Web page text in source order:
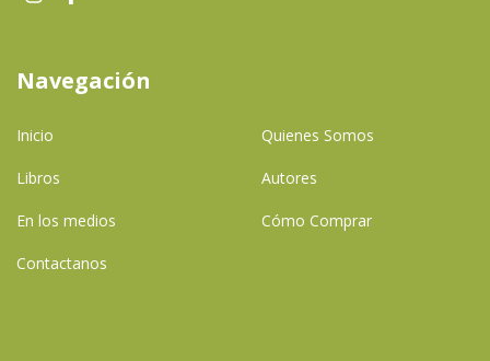
Navegación
Inicio Quienes Somos
Libros Autores
En los medios Cómo Comprar
Contactanos